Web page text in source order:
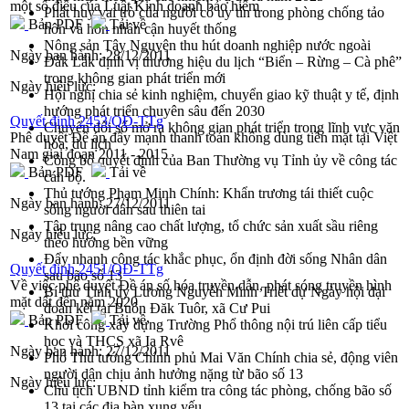
Phát huy vai trò của người có uy tín trong phòng chống tảo
hôn và hôn nhân cận huyết thống
Nông sản Tây Nguyên thu hút doanh nghiệp nước ngoài
Đắk Lắk định vị thương hiệu du lịch “Biển – Rừng – Cà phê”
trong không gian phát triển mới
Hội nghị chia sẻ kinh nghiệm, chuyển giao kỹ thuật y tế, định
hướng phát triển chuyên sâu đến 2030
Chuyển đổi số mở ra không gian phát triển trong lĩnh vực văn
hóa, du lịch
Công bố quyết định của Ban Thường vụ Tỉnh ủy về công tác
cán bộ.
Thủ tướng Phạm Minh Chính: Khẩn trương tái thiết cuộc
sống người dân sau thiên tai
Tập trung nâng cao chất lượng, tổ chức sản xuất sầu riêng
theo hướng bền vững
Đẩy nhanh công tác khắc phục, ổn định đời sống Nhân dân
sau bão số 13
Bí thư Tỉnh ủy Lương Nguyễn Minh Triết dự Ngày hội đại
đoàn kết tại Buôn Đăk Tuôr, xã Cư Pui
Khởi công xây dựng Trường Phổ thông nội trú liên cấp tiểu
học và THCS xã Ia Rvê
Phó Thủ tướng Chính phủ Mai Văn Chính chia sẻ, động viên
người dân chịu ảnh hưởng nặng từ bão số 13
Chủ tịch UBND tỉnh kiểm tra công tác phòng, chống bão số
một số điều của Luật Kinh doanh bảo hiểm
Bản PDF
Tải về
Ngày ban hành:28/12/2011
Ngày hiệu lực:
Quyết định 2453/QĐ-TTg
Phê duyệt Đề án đẩy mạnh thanh toán không dùng tiền mặt tại Việt
Nam giai đoạn 2011 - 2015
Bản PDF
Tải về
Ngày ban hành:27/12/2011
Ngày hiệu lực:
Quyết định 2451/QĐ-TTg
Về việc phê duyệt Đề án số hóa truyền dẫn, phát sóng truyền hình
mặt dất đến năm 2020
Bản PDF
Tải về
Ngày ban hành:27/12/2011
Ngày hiệu lực: